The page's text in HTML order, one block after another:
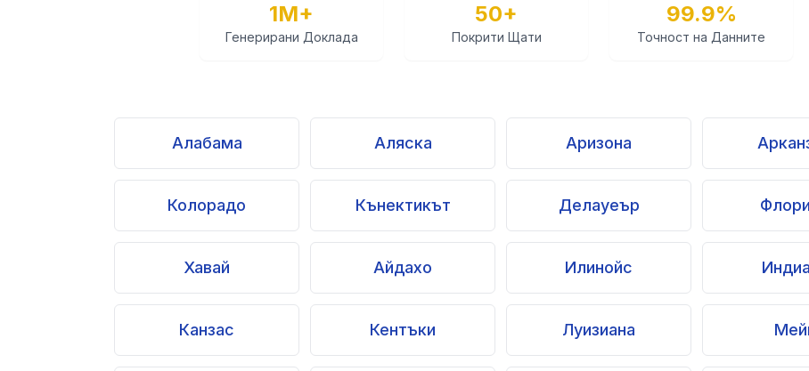
1M+
Генерирани Доклада
50+
Покрити Щати
99.9%
Точност на Данните
Алабама Аляска Аризона
Колорадо Кънектикът Делауеър
Хавай Айдахо Илинойс
Канзас Кентъки Луизиана